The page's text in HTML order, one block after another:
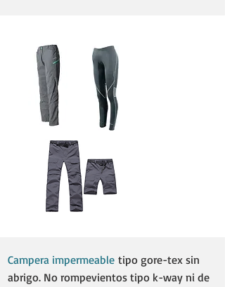
Campera impermeable tipo gore-tex sin
abrigo. No rompevientos tipo k-way ni de